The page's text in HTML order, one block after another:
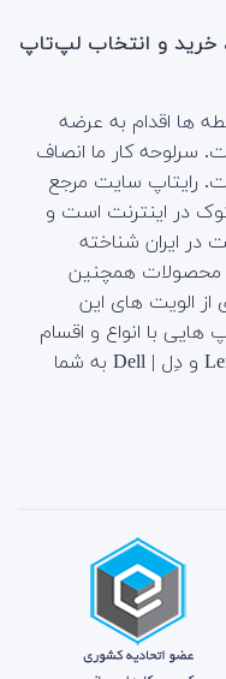
خرید و انتخاب لپ‌تاپ
ها اقدام به عرضه
سرلوحه کار ما انصاف
رایتاپ سایت مرجع
در اینترنت است و
فعالیت در ایران شناخته
محصولات همچنین
الویت های این
با انواع و اقسام
برندهایی نظیر اچ پی | HP لنوو | Lenovo و دِل | Dell به شما